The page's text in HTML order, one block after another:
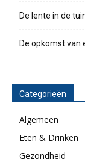
De lente in de
De opkomst van
Categorieën
Algemeen
Eten & Drinken
Gezondheid